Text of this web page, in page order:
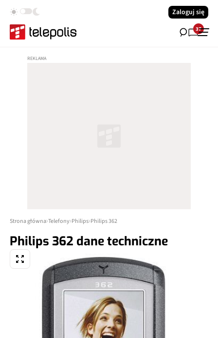
Zaloguj się
37
Strona główna Telefony Philips Philips 362
Philips 362 dane techniczne